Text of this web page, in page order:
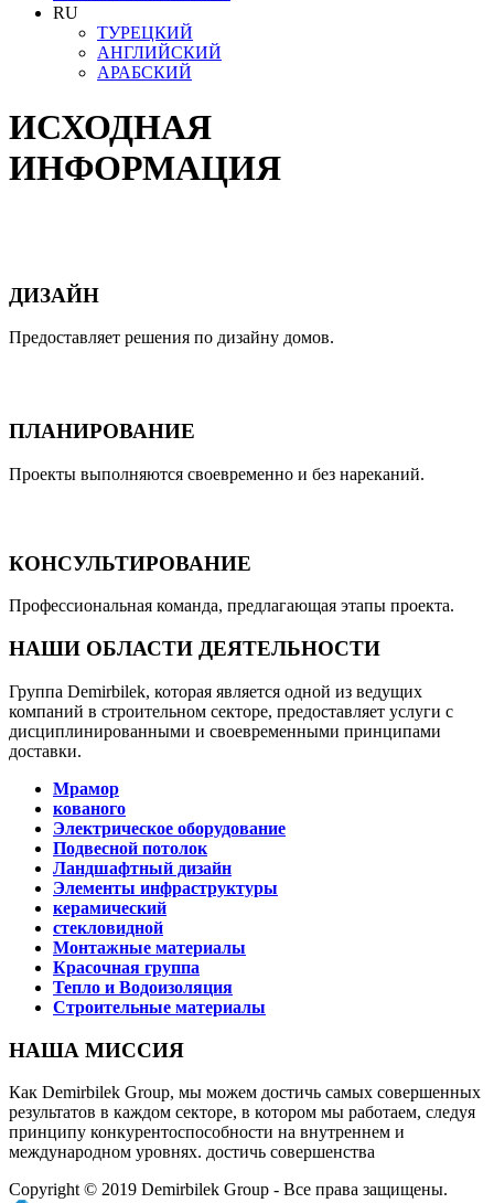
RU
ТУРЕЦКИЙ
АНГЛИЙСКИЙ
АРАБСКИЙ
ИСХОДНАЯ
ИНФОРМАЦИЯ
ДИЗАЙН
Предоставляет решения по дизайну домов.
ПЛАНИРОВАНИЕ
Проекты выполняются своевременно и без нареканий.
КОНСУЛЬТИРОВАНИЕ
Профессиональная команда, предлагающая этапы проекта.
НАШИ ОБЛАСТИ ДЕЯТЕЛЬНОСТИ
Группа Demirbilek, которая является одной из ведущих
компаний в строительном секторе, предоставляет услуги с
дисциплинированными и своевременными принципами
доставки.
Мрамор
кованого
Электрическое оборудование
Подвесной потолок
Ландшафтный дизайн
Элементы инфраструктуры
керамический
стекловидной
Монтажные материалы
Красочная группа
Тепло и Водоизоляция
Строительные материалы
НАША МИССИЯ
Как Demirbilek Group, мы можем достичь самых совершенных
результатов в каждом секторе, в котором мы работаем, следуя
принципу конкурентоспособности на внутреннем и
международном уровнях. достичь совершенства
Copyright © 2019 Demirbilek Group - Все права защищены.